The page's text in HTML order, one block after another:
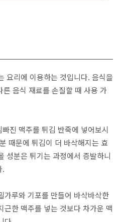
요리에 이용하는 것입니다. 음식을
음식 재료를 손질할 때 사용 가
진 맥주를 튀김 반죽에 넣어보시
때문에 튀김이 더 바삭해지는 효
성분은 튀기는 과정에서 증발하니
.
가루와 기포를 만들어 바삭바삭한
근한 맥주를 넣는 것보다 차가운 맥